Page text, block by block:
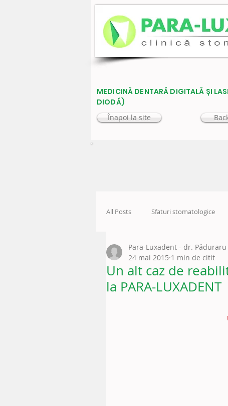
MEDICINĂ DENTARĂ DIGITALĂ ȘI
DIODĂ)
Înapoi la site
All Posts Sfaturi stomatologice
Un alt caz de
la PARA-LUXADENT
Para-Luxadent - dr. Păduraru
24 mai 2015 1 min de citit